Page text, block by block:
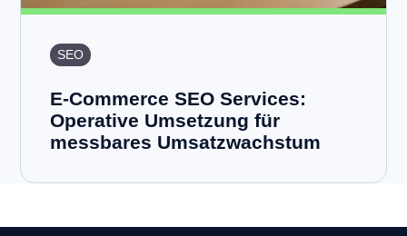
SEO
E-Commerce SEO Services:
Operative Umsetzung für
messbares Umsatzwachstum